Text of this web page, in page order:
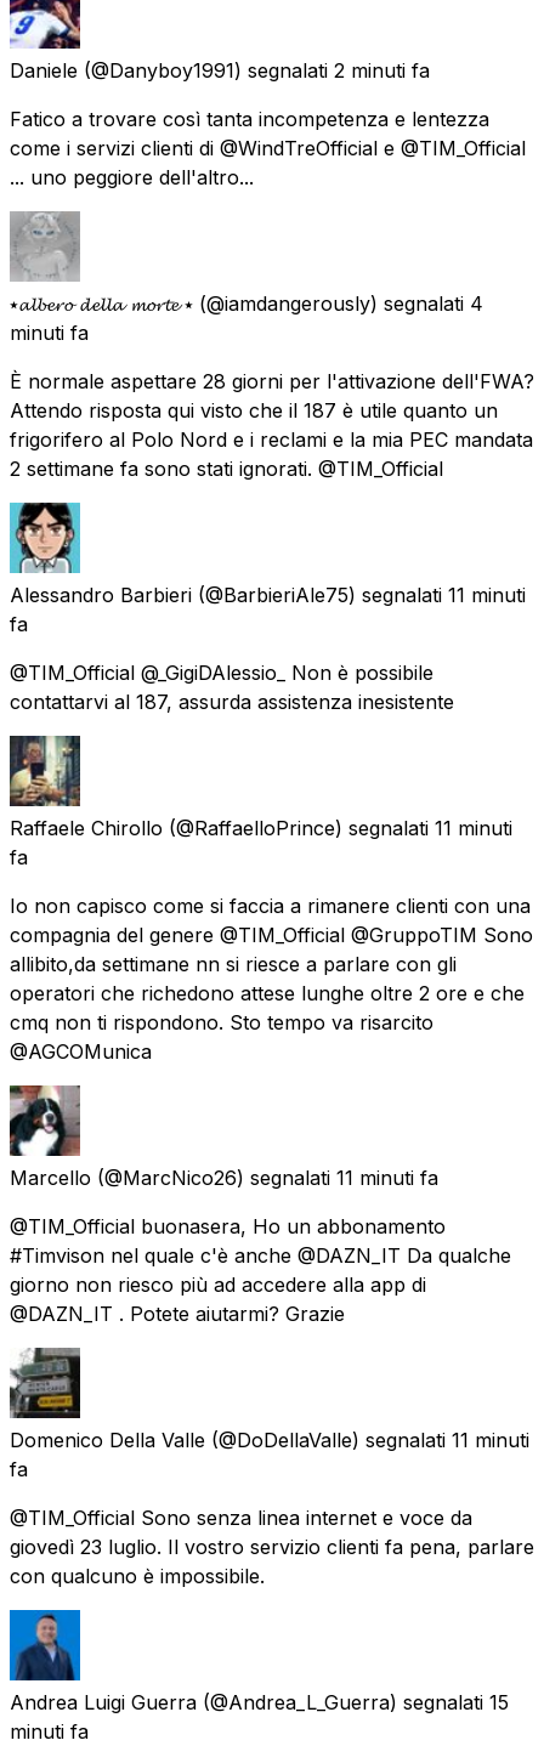
Daniele (@Danyboy1991) segnalati 2 minuti fa
Fatico a trovare così tanta incompetenza e lentezza
come i servizi clienti di @WindTreOfficial e @TIM_Official
... uno peggiore dell'altro...
⭑𝓪𝓵𝓫𝓮𝓻𝓸 𝓭𝓮𝓵𝓵𝓪 𝓶𝓸𝓻𝓽𝓮 ⭑ (@iamdangerously) segnalati 4
minuti fa
È normale aspettare 28 giorni per l'attivazione dell'FWA?
Attendo risposta qui visto che il 187 è utile quanto un
frigorifero al Polo Nord e i reclami e la mia PEC mandata
2 settimane fa sono stati ignorati. @TIM_Official
Alessandro Barbieri (@BarbieriAle75) segnalati 11 minuti
fa
@TIM_Official @_GigiDAlessio_ Non è possibile
contattarvi al 187, assurda assistenza inesistente
Raffaele Chirollo (@RaffaelloPrince) segnalati 11 minuti
fa
Io non capisco come si faccia a rimanere clienti con una
compagnia del genere @TIM_Official @GruppoTIM Sono
allibito,da settimane nn si riesce a parlare con gli
operatori che richedono attese lunghe oltre 2 ore e che
cmq non ti rispondono. Sto tempo va risarcito
@AGCOMunica
Marcello (@MarcNico26) segnalati 11 minuti fa
@TIM_Official buonasera, Ho un abbonamento
#Timvison nel quale c'è anche @DAZN_IT Da qualche
giorno non riesco più ad accedere alla app di
@DAZN_IT . Potete aiutarmi? Grazie
Domenico Della Valle (@DoDellaValle) segnalati 11 minuti
fa
@TIM_Official Sono senza linea internet e voce da
giovedì 23 luglio. Il vostro servizio clienti fa pena, parlare
con qualcuno è impossibile.
Andrea Luigi Guerra (@Andrea_L_Guerra) segnalati 15
minuti fa